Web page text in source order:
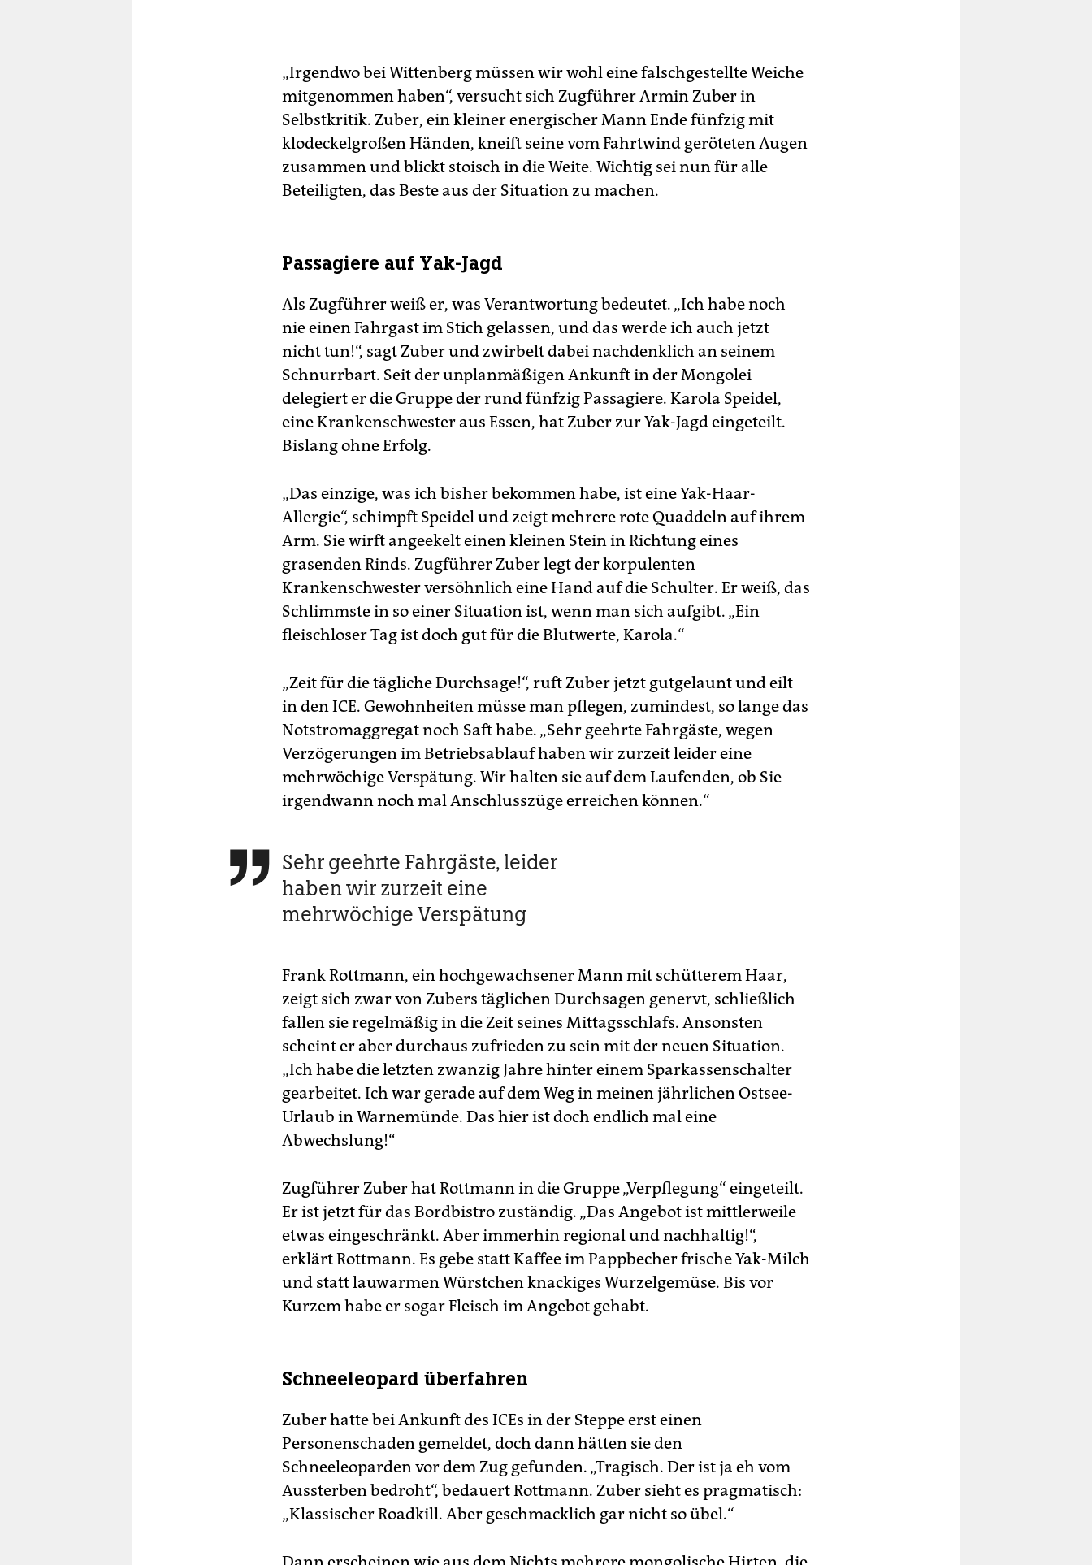
„Irgendwo bei Wittenberg müssen wir wohl eine falschgestellte Weiche
mitgenommen haben“, versucht sich Zugführer Armin Zuber in
Selbstkritik. Zuber, ein kleiner energischer Mann Ende fünfzig mit
klodeckelgroßen Händen, kneift seine vom Fahrtwind geröteten Augen
zusammen und blickt stoisch in die Weite. Wichtig sei nun für alle
Beteiligten, das Beste aus der Situation zu machen.
Passagiere auf Yak-Jagd
Als Zugführer weiß er, was Verantwortung bedeutet. „Ich habe noch
nie einen Fahrgast im Stich gelassen, und das werde ich auch jetzt
nicht tun!“, sagt Zuber und zwirbelt dabei nachdenklich an seinem
Schnurrbart. Seit der unplanmäßigen Ankunft in der Mongolei
delegiert er die Gruppe der rund fünfzig Passagiere. Karola Speidel,
eine Krankenschwester aus Essen, hat Zuber zur Yak-Jagd eingeteilt.
Bislang ohne Erfolg.
„Das einzige, was ich bisher bekommen habe, ist eine Yak-Haar-
Allergie“, schimpft Speidel und zeigt mehrere rote Quaddeln auf ihrem
Arm. Sie wirft angeekelt einen kleinen Stein in Richtung eines
grasenden Rinds. Zugführer Zuber legt der korpulenten
Krankenschwester versöhnlich eine Hand auf die Schulter. Er weiß, das
Schlimmste in so einer Situation ist, wenn man sich aufgibt. „Ein
fleischloser Tag ist doch gut für die Blutwerte, Karola.“
„Zeit für die tägliche Durchsage!“, ruft Zuber jetzt gutgelaunt und eilt
in den ICE. Gewohnheiten müsse man pflegen, zumindest, so lange das
Notstromaggregat noch Saft habe. „Sehr geehrte Fahrgäste, wegen
Verzögerungen im Betriebsablauf haben wir zurzeit leider eine
mehrwöchige Verspätung. Wir halten sie auf dem Laufenden, ob Sie
irgendwann noch mal Anschlusszüge erreichen können.“
 Sehr geehrte Fahrgäste, leider
haben wir zurzeit eine
mehrwöchige Verspätung
Frank Rottmann, ein hochgewachsener Mann mit schütterem Haar,
zeigt sich zwar von Zubers täglichen Durchsagen genervt, schließlich
fallen sie regelmäßig in die Zeit seines Mittagsschlafs. Ansonsten
scheint er aber durchaus zufrieden zu sein mit der neuen Situation.
„Ich habe die letzten zwanzig Jahre hinter einem Sparkassenschalter
gearbeitet. Ich war gerade auf dem Weg in meinen jährlichen Ostsee-
Urlaub in Warnemünde. Das hier ist doch endlich mal eine
Abwechslung!“
Zugführer Zuber hat Rottmann in die Gruppe „Verpflegung“ eingeteilt.
Er ist jetzt für das Bordbistro zuständig. „Das Angebot ist mittlerweile
etwas eingeschränkt. Aber immerhin regional und nachhaltig!“,
erklärt Rottmann. Es gebe statt Kaffee im Pappbecher frische Yak-Milch
und statt lauwarmen Würstchen knackiges Wurzelgemüse. Bis vor
Kurzem habe er sogar Fleisch im Angebot gehabt.
Schneeleopard überfahren
Zuber hatte bei Ankunft des ICEs in der Steppe erst einen
Personenschaden gemeldet, doch dann hätten sie den
Schneeleoparden vor dem Zug gefunden. „Tragisch. Der ist ja eh vom
Aussterben bedroht“, bedauert Rottmann. Zuber sieht es pragmatisch:
„Klassischer Roadkill. Aber geschmacklich gar nicht so übel.“